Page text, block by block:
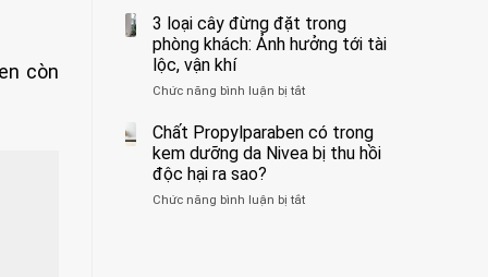
còn
thận
đối
với
và
Bạn
nên
bệnh
ung
lúc
hiện
thời
điểm
thể
tốt
nhất
cho
Sáng
3 loại cây đừng đặt trong
phòng khách: Ảnh hưởng tới tài
lộc, vận khí
Chức năng bình luận bị tắtở
loại
cây
đừng
trong
Chất Propylparaben có trong
kem dưỡng da Nivea bị thu hồi
độc hại ra sao?
Chức năng bình luận bị tắtở